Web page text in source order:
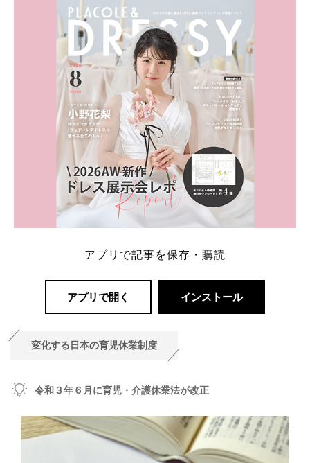
内容：特典金額・条件・応募方法・注意点 「どこが
一番お得？」「プラコレの特典は？」といった疑問も
解決します。 まずは診断で候補を絞れる「ウェディ
ング診断」か、体験型 […]
続きを読む
アプリで記事を保存・購読
アプリで開く インストール
変化する日本の育児休業制度
令和３年６月に育児・介護休業法が改正